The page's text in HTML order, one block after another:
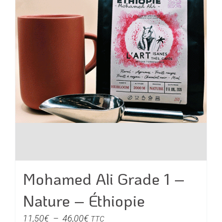
choisies
sur
page
du
produit
Mohamed Ali Grade 1 –
Nature – Éthiopie
11,50€ – 46,00€Plage
TTC